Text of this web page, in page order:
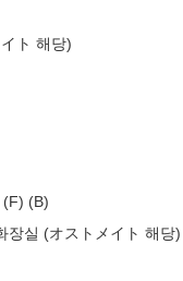
ト 해당)
(F) (B)
장실 (オストメイト 해당)